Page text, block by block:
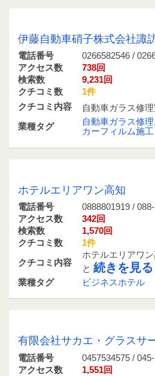
伊藤自動車硝子株式会社諏
電話番号
0266582546 /
アクセス数
738回
検索数
9,231回
クチコミ数
1件
クチコミ内容
自動車ガラス修理
業種タグ 自動車ガラス修理,
カーフィルム施工
ホテルエリアワン高知
電話番号
0888801919 /
アクセス数
342回
検索数
1,570回
クチコミ数
1件
クチコミ内容
ホテルエリアワ
と 続きを見る
業種タグ ビジネスホテル
有限会社サカエ・グラスサ
電話番号
0457534575 /
アクセス数
1,551回